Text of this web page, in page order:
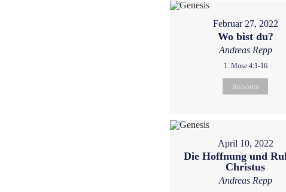
Februar 27, 2022
Wo bist du?
Andreas Repp
1. Mose 4:1-16
Anhören
April 10, 2022
Die Hoffnung und
Christus
Andreas Repp